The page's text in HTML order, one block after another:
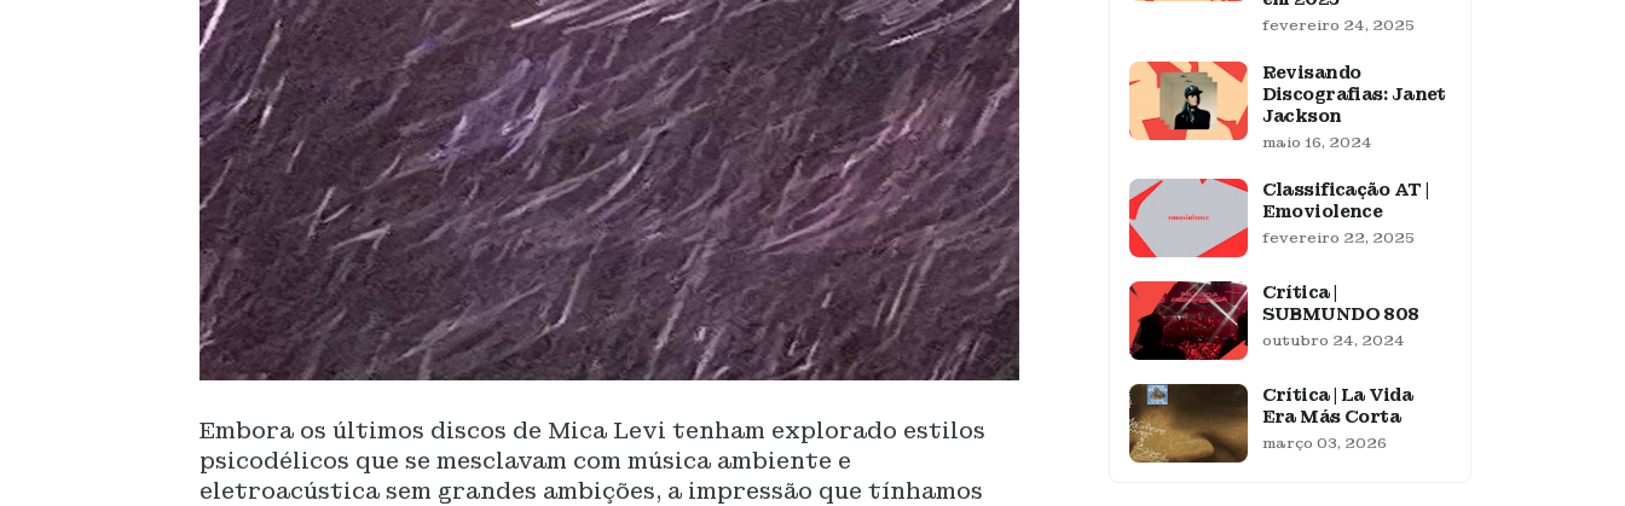
Embora os últimos discos de Mica Levi tenham explorado estilos
psicodélicos que se mesclavam com música ambiente e
eletroacústica sem grandes ambições, a impressão que tínhamos
fevereiro 24, 2025
Revisando
Discografias: Janet
Jackson
maio 16, 2024
Classificação AT |
Emoviolence
fevereiro 22, 2025
Crítica |
SUBMUNDO 808
outubro 24, 2024
Crítica | La Vida
Era Más Corta
março 03, 2026